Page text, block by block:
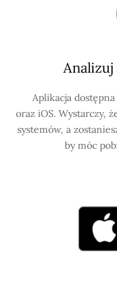
Analizuj
Aplikacja
oraz iOS. Wystarczy,
systemów, a
by móc